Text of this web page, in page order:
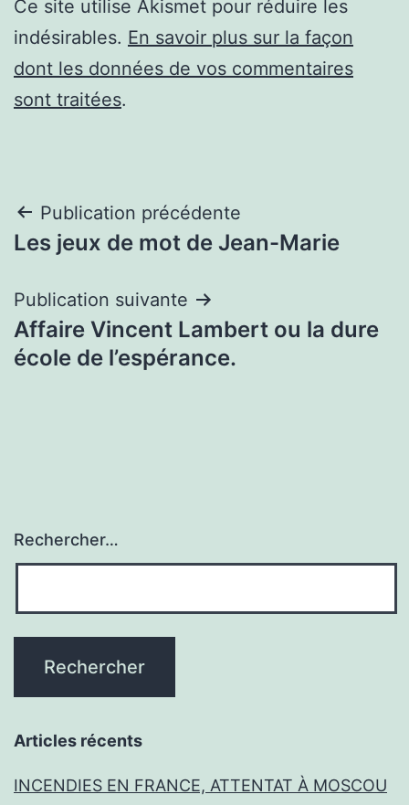
Ce site utilise Akismet pour réduire les
indésirables. En savoir plus sur la façon
dont les données de vos commentaires
sont traitées.
Navigation
de
l’article
Publication précédente
Les jeux de mot de Jean-Marie
Publication suivante
Affaire Vincent Lambert ou la dure
école de l’espérance.
Rechercher…
Articles récents
INCENDIES EN FRANCE, ATTENTAT À MOSCOU